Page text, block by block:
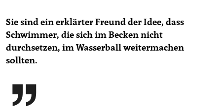
Sie sind ein erklärter Freund der Idee, dass
Schwimmer, die sich im Becken nicht
durchsetzen, im Wasserball weitermachen
sollten.
